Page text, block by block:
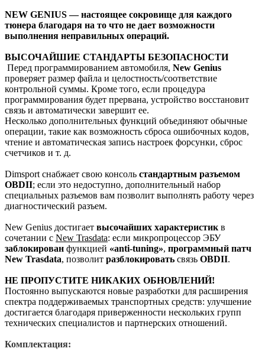
NEW GENIUS — настоящее сокровище для каждого
тюнера благодаря на то что не дает возможности
выполнения неправильных операций.
ВЫСОЧАЙШИЕ СТАНДАРТЫ БЕЗОПАСНОСТИ
Перед программированием автомобиля, New Genius
проверяет размер файла и целостность/соответствие
контрольной суммы. Кроме того, если процедура
программирования будет прервана, устройство восстановит
связь и автоматически завершит ее.
Несколько дополнительных функций объединяют обычные
операции, такие как возможность сброса ошибочных кодов,
чтение и автоматическая запись настроек форсунки, сброс
счетчиков и т. д.
Dimsport снабжает свою консоль стандартным разъемом
OBDII; если это недоступно, дополнительный набор
специальных разъемов вам позволит выполнять работу через
диагностический разъем.
New Genius достигает высочайших характеристик в
сочетании с New Trasdata: если микропроцессор ЭБУ
заблокирован функцией «anti-tuning», программный патч
New Trasdata, позволит разблокировать связь OBDII.
НЕ ПРОПУСТИТЕ НИКАКИХ ОБНОВЛЕНИЙ!
Постоянно выпускаются новые разработки для расширения
спектра поддерживаемых транспортных средств: улучшение
достигается благодаря приверженности нескольких групп
технических специалистов и партнерских отношений.
Комплектация: